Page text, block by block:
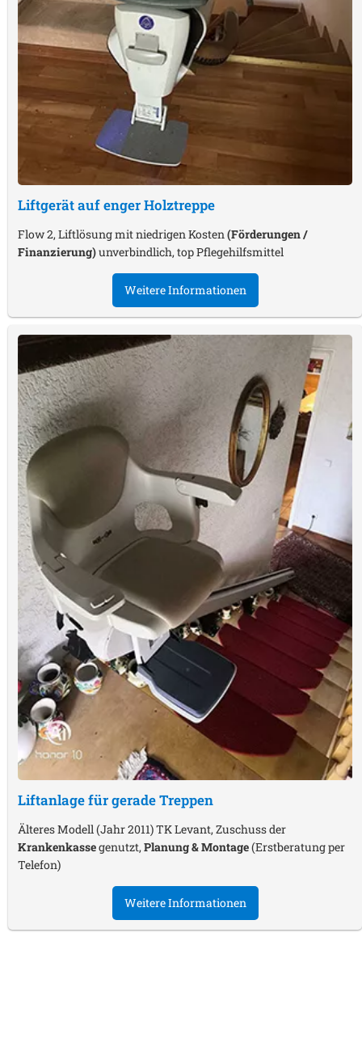
Liftgerät auf enger Holztreppe
Flow 2, Liftlösung mit niedrigen Kosten (Förderungen /
Finanzierung)unverbindlich, top Pflegehilfsmittel
Weitere Informationen
Liftanlage für gerade Treppen
Älteres Modell (Jahr 2011) TK Levant, Zuschuss der
Krankenkassegenutzt,Planung & Montage(Erstberatung per
Telefon)
Weitere Informationen